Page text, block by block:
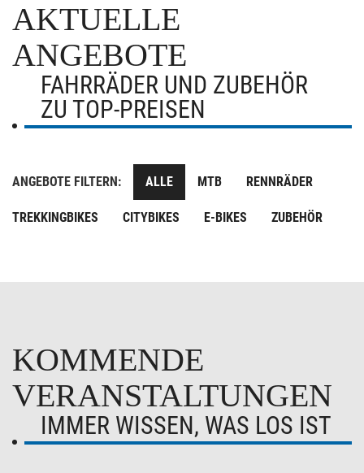
AKTUELLE
ANGEBOTE
FAHRRÄDER UND ZUBEHÖR
ZU TOP-PREISEN
ANGEBOTE FILTERN: ALLE MTB RENNRÄDER
TREKKINGBIKES CITYBIKES E-BIKES ZUBEHÖR
KOMMENDE
VERANSTALTUNGEN
IMMER WISSEN, WAS LOS IST